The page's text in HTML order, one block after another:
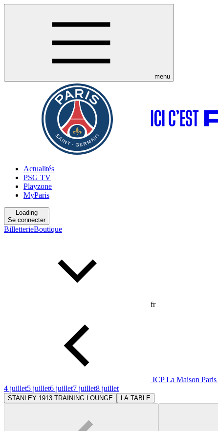
menu
Actualités
PSG TV
Playzone
MyParis
Loading
Se connecter
BilletterieBoutique
fr
ICP La Maison Paris
4 juillet5 juillet6 juillet7 juillet8 juillet
STANLEY 1913 TRAINING LOUNGE LA TABLE